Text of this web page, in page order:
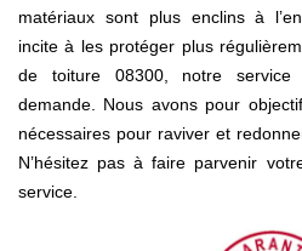
matériaux sont plus enclins à
incite à les protéger plus
de toiture 08300, notre
demande. Nous avons pour
nécessaires pour raviver et
N’hésitez pas à faire parvenir
service.